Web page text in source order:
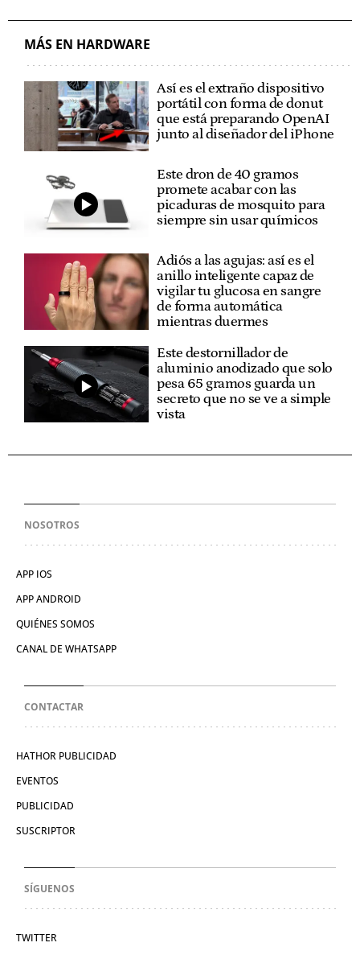
MÁS EN HARDWARE
Así es el extraño dispositivo
portátil con forma de donut
que está preparando OpenAI
junto al diseñador del iPhone
Este dron de 40 gramos
promete acabar con las
picaduras de mosquito para
siempre sin usar químicos
Adiós a las agujas: así es el
anillo inteligente capaz de
vigilar tu glucosa en sangre
de forma automática
mientras duermes
Este destornillador de
aluminio anodizado que solo
pesa 65 gramos guarda un
secreto que no se ve a simple
vista
NOSOTROS
APP IOS
APP ANDROID
QUIÉNES SOMOS
CANAL DE WHATSAPP
CONTACTAR
HATHOR PUBLICIDAD
EVENTOS
PUBLICIDAD
SUSCRIPTOR
SÍGUENOS
TWITTER